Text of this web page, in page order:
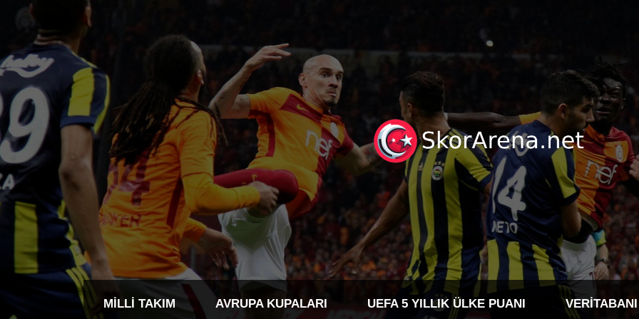
MILLI TAKIM AVRUPA KUPALARI UEFA 5 YILLIK ÜLKE PUANI VERITABANI